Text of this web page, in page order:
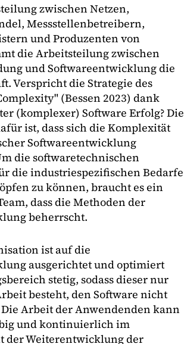
zwischen Netzen,
Messstellenbetreibern,
und Produzenten von
die Arbeitsteilung zwischen
und Softwareentwicklung die
Verspricht die Strategie des
(Bessen 2023) dank
(komplexer) Software Erfolg? Die
ist, dass sich die Komplexität
Softwareentwicklung
die softwaretechnischen
die industriespezifischen Bedarfe
zu können, braucht es ein
dass die Methoden der
beherrscht.
ist auf die
ausgerichtet und optimiert
stetig, sodass dieser nur
besteht, den Software nicht
Arbeit der Anwendenden kann
und kontinuierlich im
der Weiterentwicklung der